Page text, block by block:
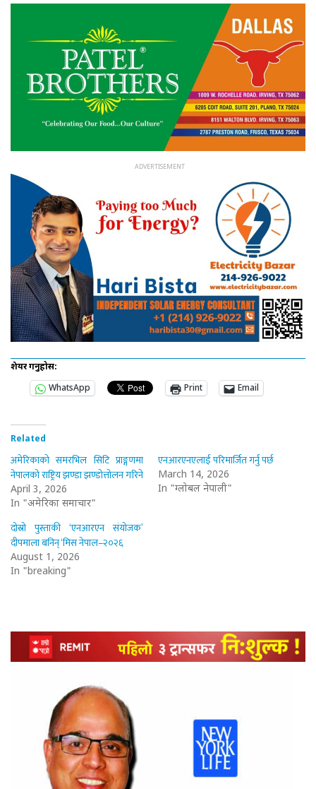
शेयर गर्नुहोस:
WhatsApp
Print Email
Related
अमेरिकाको समरभिल सिटि प्राङ्गणमा
नेपालको राष्ट्रिय झण्डा झण्डोत्तोलन गरिने
April 3, 2026
In "अमेरिका समाचार"
एनआरएनएलाई परिमार्जित गर्नु पर्छ
March 14, 2026
In "ग्लोबल नेपाली"
दोस्रो पुस्ताकी ‘एनआरएन संयोजक’
दीपमाला बनिन् ‘मिस नेपाल–२०२६
August 1, 2026
In "breaking"